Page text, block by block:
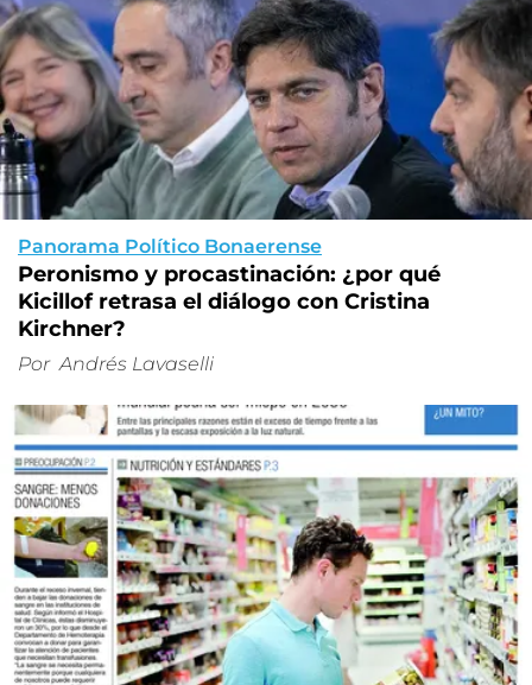
Panorama Político Bonaerense
Peronismo y procastinación: ¿por qué
Kicillof retrasa el diálogo con Cristina
Kirchner?
Por Andrés Lavaselli